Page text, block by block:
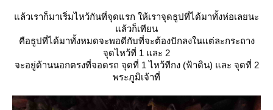
ล้วเราก็มาเริ่มไหว้กันที่จุดแรก ให้เราจุดธูปที่ได้มาทั้งห่อเลยนะ
ล้วก็เทียน
คือธูปที่ได้มาทั้งหมดจะพอดีกับที่จะต้องปักลงในแต่ละกระถาง
จุดไหว้ที่ 1 และ 2
จะอยู่ด้านนอกตรงที่จอดรถ จุดที่ 1 ไหว้ทีกง (ฟ้าดิน) และ จุดที่ 2
พระภูมิเจ้าที่